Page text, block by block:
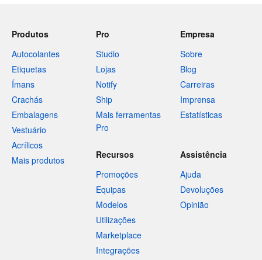
Produtos
Autocolantes
Etiquetas
Ímans
Crachás
Embalagens
Vestuário
Acrílicos
Mais produtos
Pro
Studio
Lojas
Notify
Ship
Mais ferramentas
Pro
Empresa
Sobre
Blog
Carreiras
Imprensa
Estatísticas
Recursos
Promoções
Equipas
Modelos
Utilizações
Marketplace
Integrações
Assistência
Ajuda
Devoluções
Opinião